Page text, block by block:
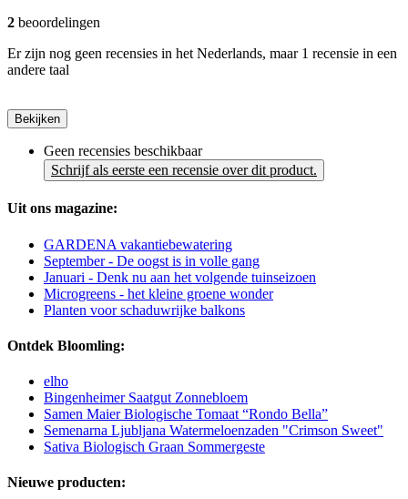
2 beoordelingen
Er zijn nog geen recensies in het Nederlands, maar 1 recensie in een
andere taal
Bekijken
Geen recensies beschikbaar
Schrijf als eerste een recensie over dit product.
Uit ons magazine:
GARDENA vakantiebewatering
September - De oogst is in volle gang
Januari - Denk nu aan het volgende tuinseizoen
Microgreens - het kleine groene wonder
Planten voor schaduwrijke balkons
Ontdek Bloomling:
elho
Bingenheimer Saatgut Zonnebloem
Samen Maier Biologische Tomaat “Rondo Bella”
Semenarna Ljubljana Watermeloenzaden "Crimson Sweet"
Sativa Biologisch Graan Sommergeste
Nieuwe producten: